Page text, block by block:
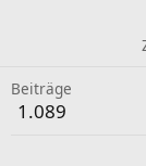
Beiträge
1.089